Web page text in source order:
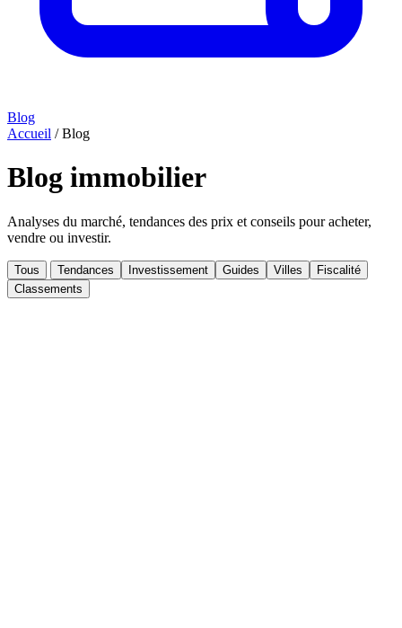
Blog
Accueil / Blog
Blog immobilier
Analyses du marché, tendances des prix et conseils pour acheter,
vendre ou investir.
Tous Tendances Investissement Guides Villes
Fiscalité
Classements